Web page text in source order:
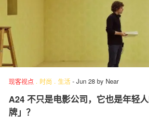
现客视点 . 时尚 . 生活 - Jun 28 by Near
A24 不只是电影公司，它也是年轻
牌」？